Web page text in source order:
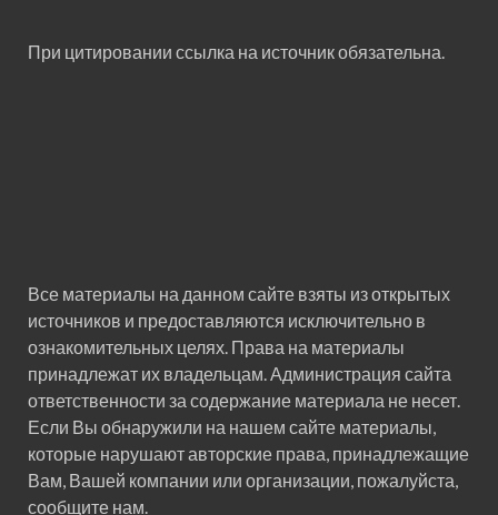
При цитировании ссылка на источник обязательна.
Все материалы на данном сайте взяты из открытых
источников и предоставляются исключительно в
ознакомительных целях. Права на материалы
принадлежат их владельцам. Администрация сайта
ответственности за содержание материала не несет.
Если Вы обнаружили на нашем сайте материалы,
которые нарушают авторские права, принадлежащие
Вам, Вашей компании или организации, пожалуйста,
сообщите нам.